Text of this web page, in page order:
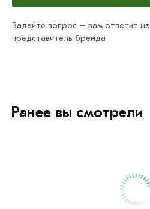
Задайте вопрос – вам ответит
представитель бренда
Ранее вы смотрели